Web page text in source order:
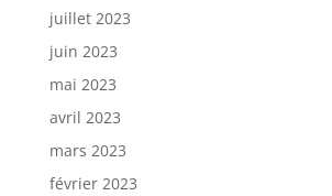
juillet 2023
juin 2023
mai 2023
avril 2023
mars 2023
février 2023